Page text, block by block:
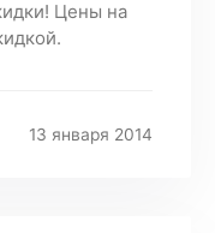
Цены на
13 января 2014